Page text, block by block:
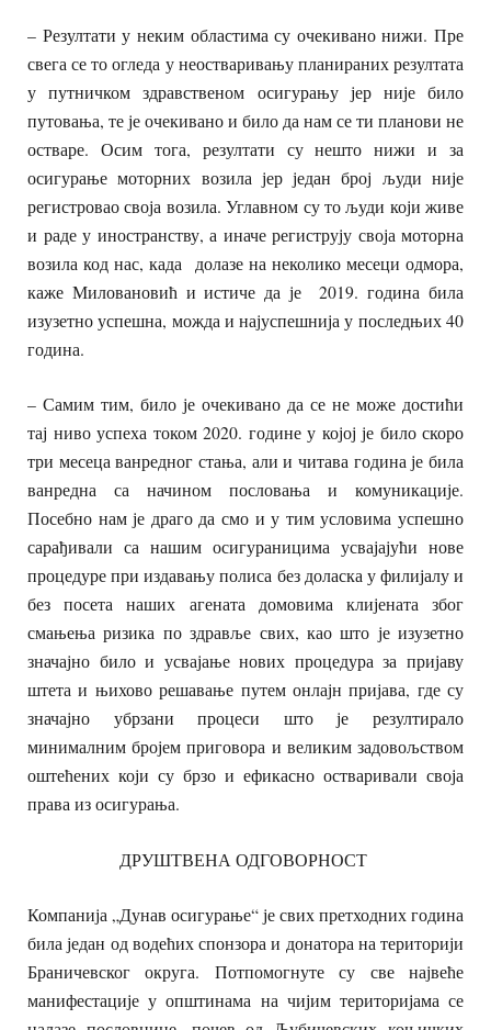
– Резултати у неким областима су очекивано нижи. Пре
свега се то огледа у неостваривању планираних резултата
у путничком здравственом осигурању јер није било
путовања, те је очекивано и било да нам се ти планови не
остваре. Осим тога, резултати су нешто нижи и за
осигурање моторних возила јер један број људи није
регистровао своја возила. Углавном су то људи који живе
и раде у иностранству, а иначе региструју своја моторна
возила код нас, када долазе на неколико месеци одмора,
каже Миловановић и истиче да је 2019. година била
изузетно успешна, можда и најуспешнија у последњих 40
година.
– Самим тим, било је очекивано да се не може достићи
тај ниво успеха током 2020. године у којој је било скоро
три месеца ванредног стања, али и читава година је била
ванредна са начином пословања и комуникације.
Посебно нам је драго да смо и у тим условима успешно
сарађивали са нашим осигураницима усвајајући нове
процедуре при издавању полиса без доласка у филијалу и
без посета наших агената домовима клијената због
смањења ризика по здравље свих, као што је изузетно
значајно било и усвајање нових процедура за пријаву
штета и њихово решавање путем онлајн пријава, где су
значајно убрзани процеси што је резултирало
минималним бројем приговора и великим задовољством
оштећених који су брзо и ефикасно остваривали своја
права из осигурања.
ДРУШТВЕНА ОДГОВОРНОСТ
Компанија „Дунав осигурање“ је свих претходних година
била један од водећих спонзора и донатора на територији
Браничевског округа. Потпомогнуте су све највеће
манифестације у општинама на чијим територијама се